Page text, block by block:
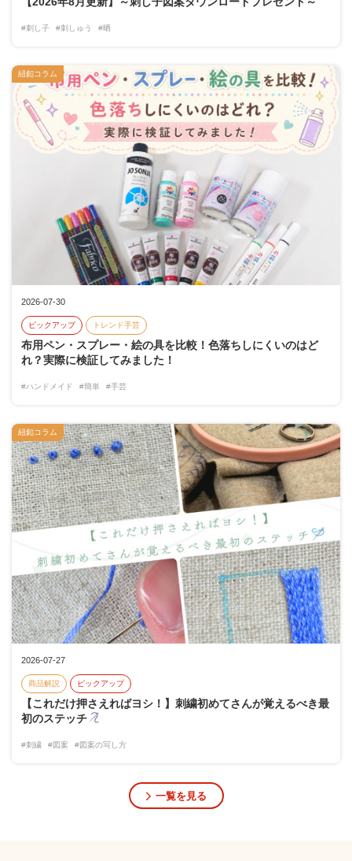
#刺し子 #刺しゅう #晒
2026-07-30
ピックアップ トレンド手芸
布用ペン・スプレー・絵の具を比較！色落ちしにくいのはど
れ？実際に検証してみました！
#ハンドメイド #簡単 #手芸
紐釦コラム
2026-07-27
商品解説 ピックアップ
【これだけ押さえればヨシ！】刺繍初めてさんが覚えるべき最
初のステッチ
#刺繍 #図案 #図案の写し方
紐釦コラム
一覧を見る